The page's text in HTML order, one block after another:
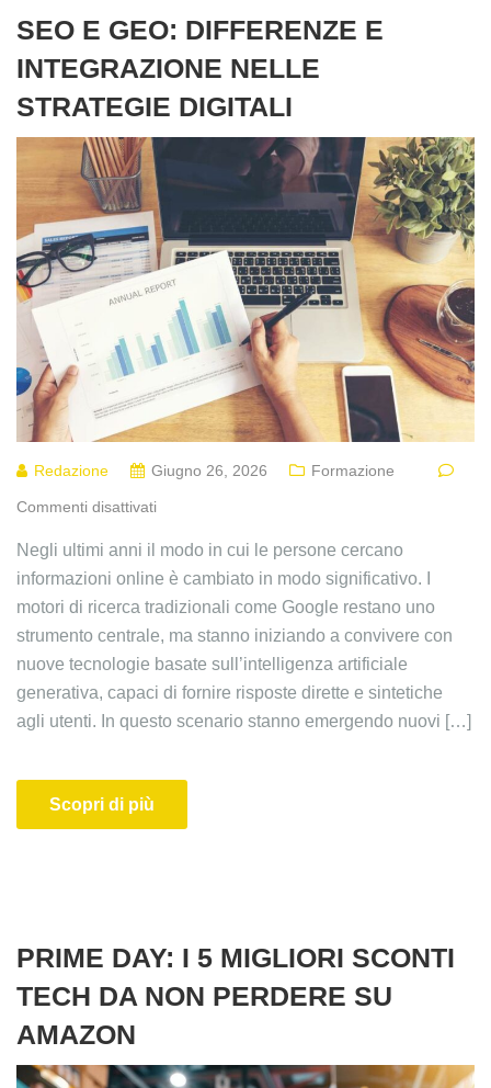
SEO E GEO: DIFFERENZE E
INTEGRAZIONE NELLE
STRATEGIE DIGITALI
Redazione Giugno 26, 2026 Formazione
Commenti disattivati
Negli ultimi anni il modo in cui le persone cercano
informazioni online è cambiato in modo significativo. I
motori di ricerca tradizionali come Google restano uno
strumento centrale, ma stanno iniziando a convivere con
nuove tecnologie basate sull’intelligenza artificiale
generativa, capaci di fornire risposte dirette e sintetiche
agli utenti. In questo scenario stanno emergendo nuovi […]
Scopri di più
PRIME DAY: I 5 MIGLIORI SCONTI
TECH DA NON PERDERE SU
AMAZON